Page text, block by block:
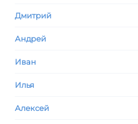
Дмитрий
Андрей
Иван
Илья
Алексей